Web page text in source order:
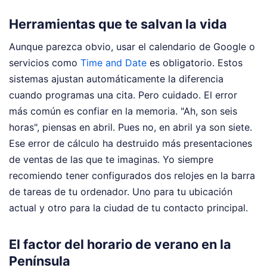
Herramientas que te salvan la vida
Aunque parezca obvio, usar el calendario de Google o
servicios como Time and Date es obligatorio. Estos
sistemas ajustan automáticamente la diferencia
cuando programas una cita. Pero cuidado. El error
más común es confiar en la memoria. "Ah, son seis
horas", piensas en abril. Pues no, en abril ya son siete.
Ese error de cálculo ha destruido más presentaciones
de ventas de las que te imaginas. Yo siempre
recomiendo tener configurados dos relojes en la barra
de tareas de tu ordenador. Uno para tu ubicación
actual y otro para la ciudad de tu contacto principal.
El factor del horario de verano en la
Península